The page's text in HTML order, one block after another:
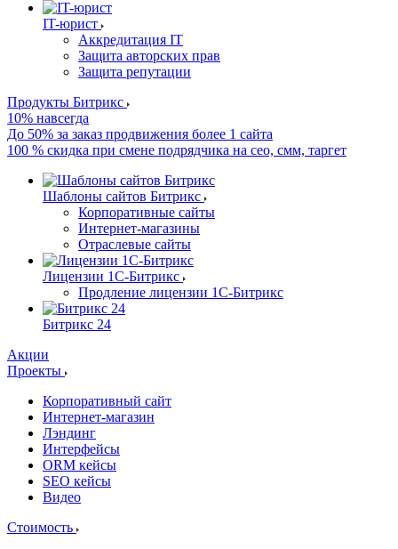
IT-юрист
Аккредитация IT
Защита авторских прав
Защита репутации
Продукты Битрикс
10% навсегда
До 50% за заказ продвижения более 1 сайта
100 % скидка при смене подрядчика на сео, смм, таргет
Шаблоны сайтов Битрикс
Корпоративные сайты
Интернет-магазины
Отраслевые сайты
Лицензии 1С-Битрикс
Продление лицензии 1С-Битрикс
Битрикс 24
Акции
Проекты
Корпоративный сайт
Интернет-магазин
Лэндинг
Интерфейсы
ORM кейсы
SEO кейсы
Видео
Стоимость